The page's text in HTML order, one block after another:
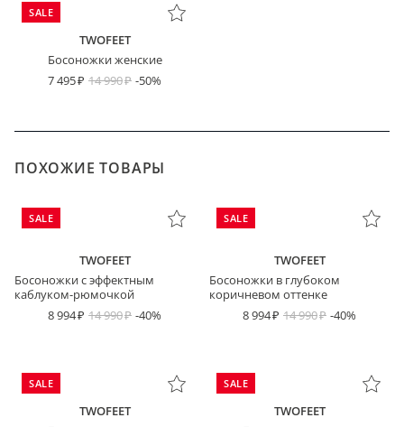
SALE
TWOFEET
Босоножки женские
7 495
14 990 -50%
ПОХОЖИЕ ТОВАРЫ
SALE
TWOFEET
Босоножки с эффектным
каблуком-рюмочкой
8 994
14 990 -40%
SALE
TWOFEET
Босоножки в глубоком
коричневом оттенке
8 994
14 990 -40%
SALE
TWOFEET
SALE
TWOFEET